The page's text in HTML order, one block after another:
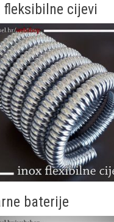
fleksibilne cijevi
baterije